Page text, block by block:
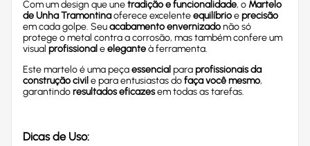
Com um design que unetradição e funcionalidade, oMartelo
de Unha Tramontinaoferece excelenteequilíbrioeprecisão
em cada golpe. Seuacabamento envernizadonão só
protege o metal contra a corrosão, mas também confere um
visual profissional eeleganteà ferramenta.
Este martelo é uma peçaessencial paraprofissionais da
construção civil e para entusiastas dofaça você mesmo,
garantindoresultados eficazesem todas as tarefas.
Dicas de Uso: